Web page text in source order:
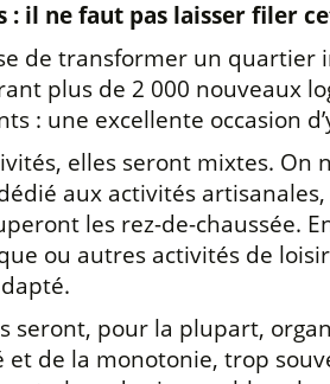
: il ne faut pas laisser filer
de transformer un
plus de 2 000 nouveaux
: une excellente occasion
elles seront mixtes. On
aux activités
les rez-de-chaussée.
ou autres activités de
seront, pour la plupart,
et de la monotonie, trop